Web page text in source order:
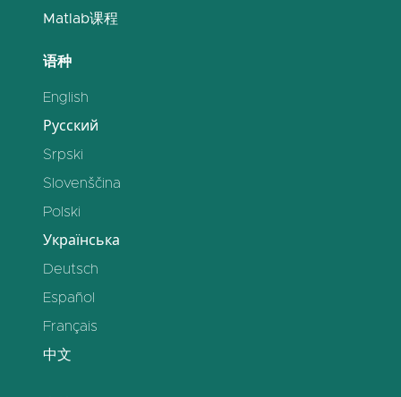
Matlab课程
语种
English
Русский
Srpski
Slovenščina
Polski
Українська
Deutsch
Español
Français
中文